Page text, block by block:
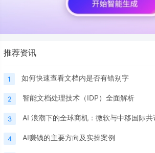
推荐资讯
1 如何快速查看文档内是否有错别字
2 智能文档处理技术（IDP）全面解析
3 AI 浪潮下的全球商机：微软与中移国际
4 AI赚钱的主要方向及实操案例